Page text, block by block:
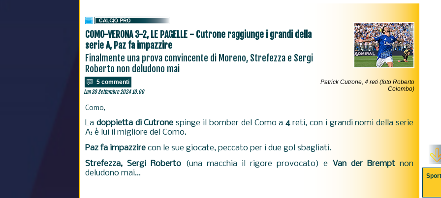
COMO-VERONA 3-2, LE PAGELLE - Cutrone raggiunge i grandi della
serie A, Paz fa impazzire
Finalmente una prova convincente di Moreno, Strefezza e Sergi
Roberto non deludono mai
5 commenti
Lun 30 Settembre 2024 10.00
Patrick Cutrone, 4 reti (foto Roberto
Colombo)
Como,
La doppietta di Cutrone spinge il bomber del Como a4reti, con i grandi nomi della serie
A: è lui il migliore del Como.
Paz fa impazzire con le sue giocate, peccato per i due gol sbagliati.
Strefezza, Sergi Roberto (una macchia il rigore provocato) e Van der Bremptnon
deludono mai...
Sport